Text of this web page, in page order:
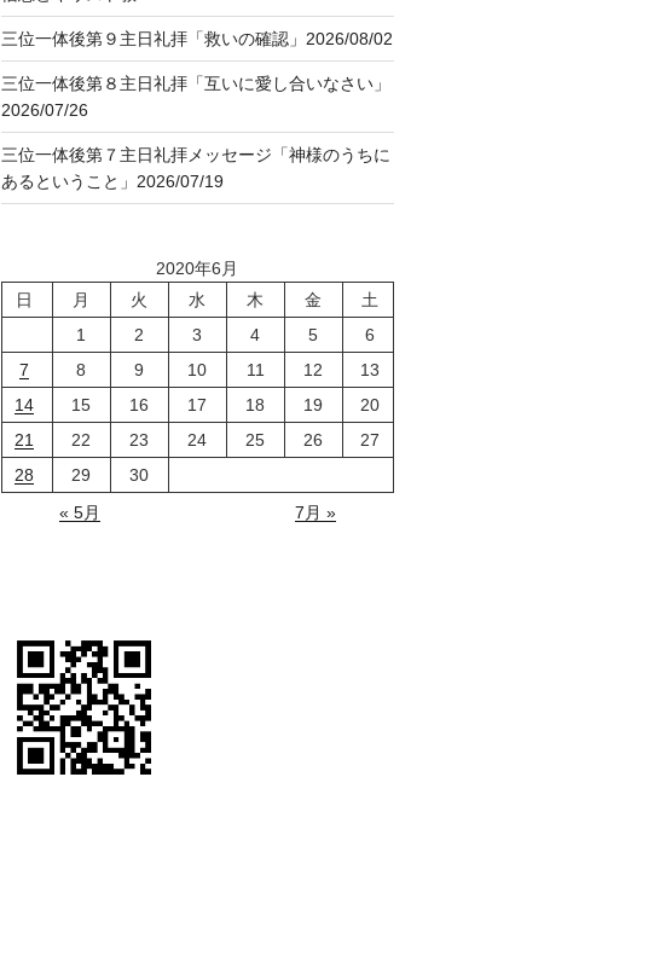
三位一体後第９主日礼拝「救いの確認」2026/08/02
三位一体後第８主日礼拝「互いに愛し合いなさい」
2026/07/26
三位一体後第７主日礼拝メッセージ「神様のうちに
あるということ」2026/07/19
2020年6月
日
月 火 水 木 金
土
1
2 3 4 5
6
7
8 9 10 11 12
13
14
15 16 17 18 19
20
21
22 23 24 25 26
27
28
29
30
« 5月
7月 »